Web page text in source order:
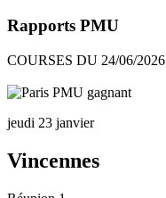
Rapports PMU
COURSES DU 24/06/2026
jeudi 23 janvier
Vincennes